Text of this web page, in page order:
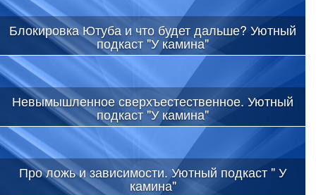
Блокировка Ютуба и что будет дальше? Уютный
подкаст "У камина"
Невымышленное сверхъестественное. Уютный
подкаст "У камина"
Про ложь и зависимости. Уютный подкаст " У
камина"